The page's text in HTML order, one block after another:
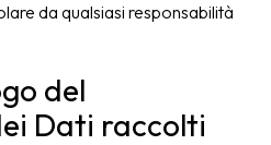
da qualsiasi responsabilità
del
Dati raccolti